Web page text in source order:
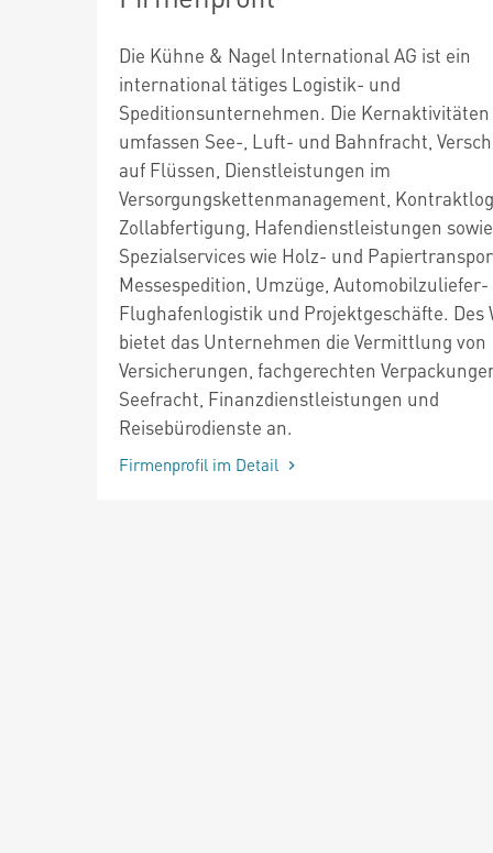
Die Kühne & Nagel International AG ist ein
international tätiges Logistik- und
Speditionsunternehmen. Die Kernaktivitäten
umfassen See-, Luft- und Bahnfracht,
auf Flüssen, Dienstleistungen im
Versorgungskettenmanagement,
Zollabfertigung, Hafendienstleistungen sowie
Spezialservices wie Holz- und
Messespedition, Umzüge,
Flughafenlogistik und Projektgeschäfte. Des
bietet das Unternehmen die Vermittlung von
Versicherungen, fachgerechten
Seefracht, Finanzdienstleistungen und
Reisebürodienste an.
Firmenprofil im Detail